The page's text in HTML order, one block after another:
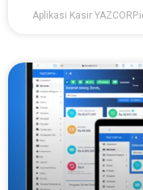
Aplikasi Kasir